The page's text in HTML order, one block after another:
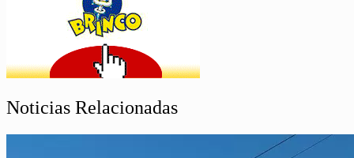
Noticias Relacionadas